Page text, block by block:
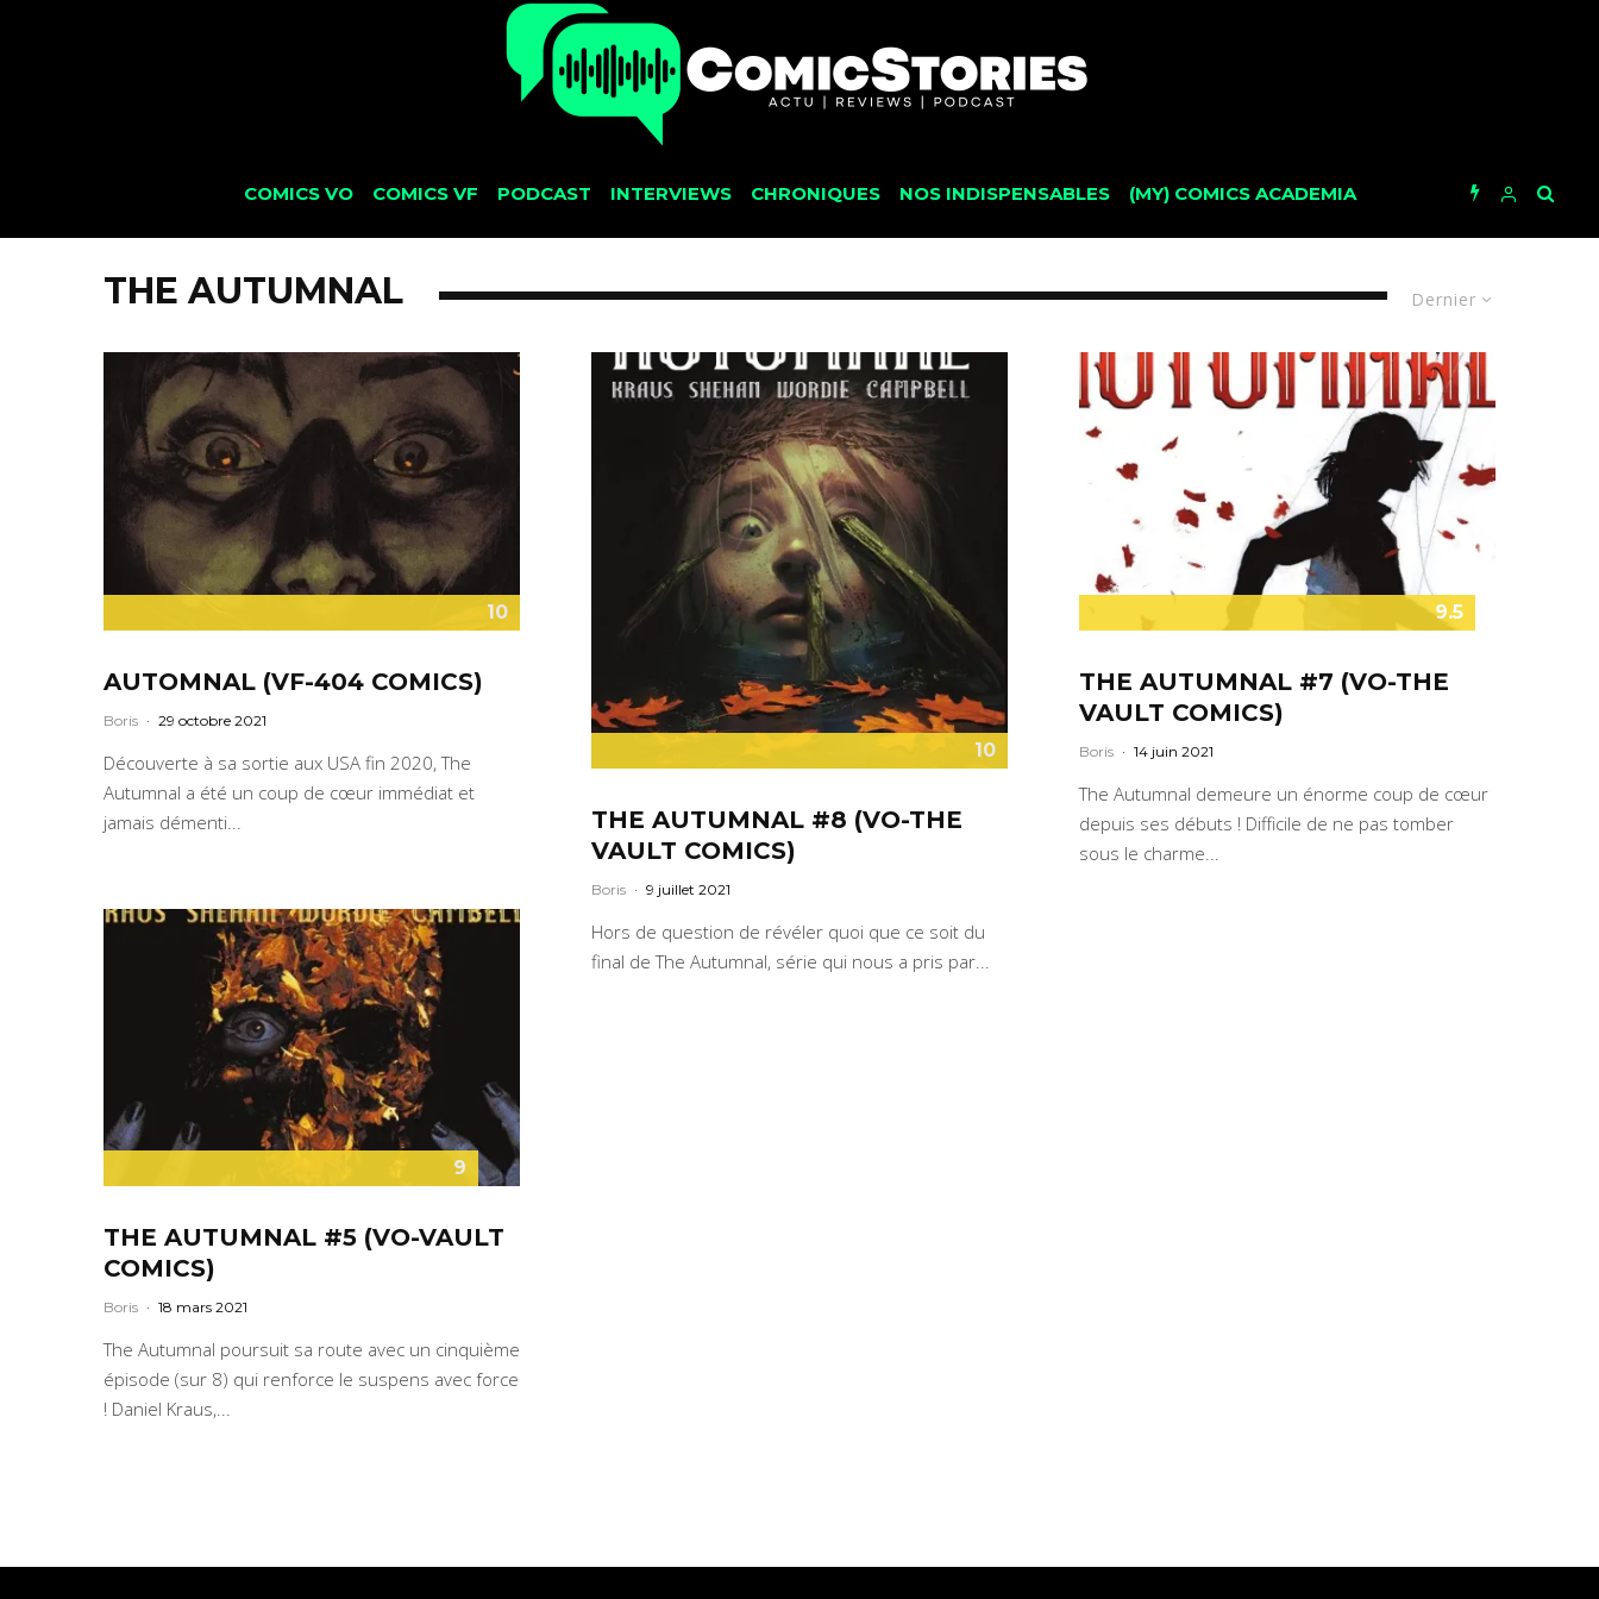
COMICS VO COMICS VF PODCAST INTERVIEWS CHRONIQUES NOS INDISPENSABLES (MY) COMICS ACADEMIA
Dernier
THE AUTUMNAL
10
AUTOMNAL (VF-404 COMICS)
Boris · 29 octobre 2021
Découverte à sa sortie aux USA fin 2020, The
Autumnal a été un coup de cœur immédiat et
jamais démenti...
10
THE AUTUMNAL #8 (VO-THE
VAULT COMICS)
Boris · 9 juillet 2021
Hors de question de révéler quoi que ce soit du
final de The Autumnal, série qui nous a pris par...
9.5
THE AUTUMNAL #7 (VO-THE
VAULT COMICS)
Boris · 14 juin 2021
The Autumnal demeure un énorme coup de cœur
depuis ses débuts ! Difficile de ne pas tomber
sous le charme...
9
THE AUTUMNAL #5 (VO-VAULT
COMICS)
Boris · 18 mars 2021
The Autumnal poursuit sa route avec un cinquième
épisode (sur 8) qui renforce le suspens avec force
! Daniel Kraus,...